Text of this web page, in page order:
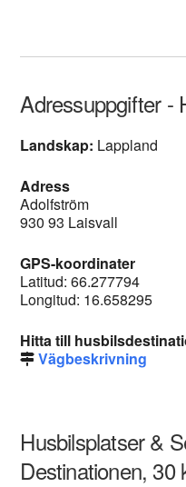
Adressuppgifter -
Landskap: Lappland
Adress
Adolfström
930 93 Laisvall
GPS-koordinater
Latitud: 66.277794
Longitud: 16.658295
Hitta till
Vägbeskrivning
Husbilsplatser &
Destinationen, 30